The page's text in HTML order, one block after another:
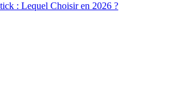
: Lequel Choisir en 2026 ?